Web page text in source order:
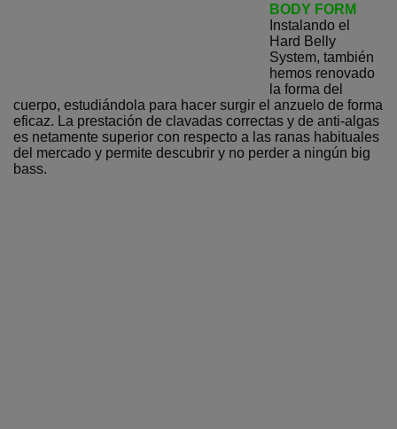
BODY FORM
Instalando el
Hard Belly
System, también
hemos renovado
la forma del
cuerpo, estudiándola para hacer surgir el anzuelo de forma
eficaz. La prestación de clavadas correctas y de anti-algas
es netamente superior con respecto a las ranas habituales
del mercado y permite descubrir y no perder a ningún big
bass.